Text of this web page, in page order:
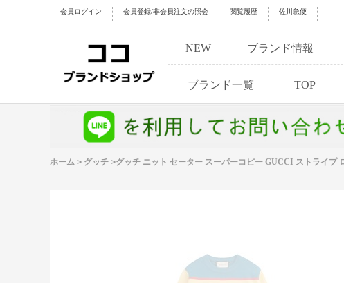
会員ログイン 会員登録/非会員注文の照会 閲覧履歴 佐川急便
NEW ブランド情報
ブランド一覧 TOP
ホーム > グッチ >グッチ ニット セーター スーパーコピー GUCCI ストライプ